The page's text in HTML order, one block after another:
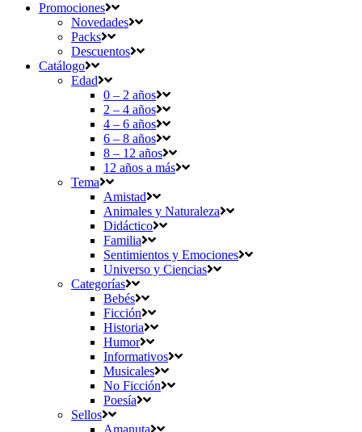
Promociones
Novedades
Packs
Descuentos
Catálogo
Edad
0 – 2 años
2 – 4 años
4 – 6 años
6 – 8 años
8 – 12 años
12 años a más
Tema
Amistad
Animales y Naturaleza
Didáctico
Familia
Sentimientos y Emociones
Universo y Ciencias
Categorías
Bebés
Ficción
Historia
Humor
Informativos
Musicales
No Ficción
Poesía
Sellos
Amanuta